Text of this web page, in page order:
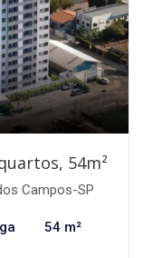
54m²
Campos-SP
54 m²